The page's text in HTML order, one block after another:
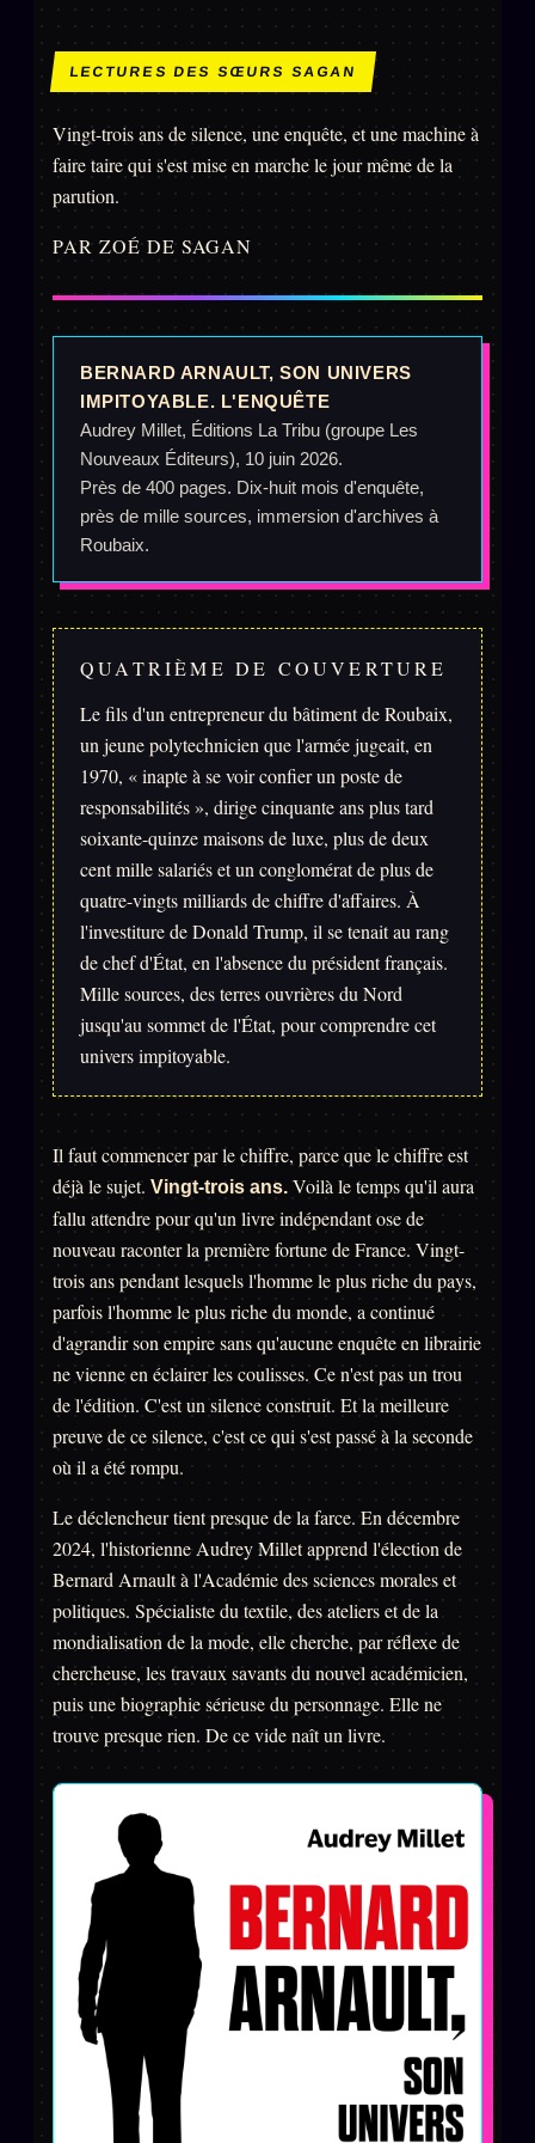
Oracle Carte du Jour
Audit Social
SUSPECTE 2022
Compte Suspendu
Les Limites2025
Le procès Brigitte Macron
Catalogue
ZS Bundle
Références
SOCIÉTÉ DES AMIS LOI 1901
L'Association
S'abonner GRATUIT
Cercle Privé
Mécène
Témoignages
Lectures des sœurs
Bienvenue nouveau membre
Manifeste pricing
Z/S SYSTEMS LINEAGE 10 ANS
z/S SYSTEMS 2026
BRAINS MODELS
GENERIC ARCHITECTS2018
Archives SMK26 TRANSM.
SMK Manifeste
Gossip Manifeste
Gossip Pacte
Infofiction
ÉDITORIAL ÉQUIPE + AUTEURS
À propos
Équipe
Auteurs
Personas
Who is who
Qui baise qui
Signatures
Charte éditoriale
Studios
LECTURES DES SŒURS SAGAN
Vingt-trois ans de silence, une enquête, et une machine à
faire taire qui s'est mise en marche le jour même de la
parution.
PAR ZOÉ DE SAGAN
BERNARD ARNAULT, SON UNIVERS
IMPITOYABLE. L'ENQUÊTE
Audrey Millet, Éditions La Tribu (groupe Les
Nouveaux Éditeurs), 10 juin 2026.
Près de 400 pages. Dix-huit mois d'enquête,
près de mille sources, immersion d'archives à
Roubaix.
QUATRIÈME DE COUVERTURE
Le fils d'un entrepreneur du bâtiment de Roubaix,
un jeune polytechnicien que l'armée jugeait, en
1970, « inapte à se voir confier un poste de
responsabilités », dirige cinquante ans plus tard
soixante-quinze maisons de luxe, plus de deux
cent mille salariés et un conglomérat de plus de
quatre-vingts milliards de chiffre d'affaires. À
l'investiture de Donald Trump, il se tenait au rang
de chef d'État, en l'absence du président français.
Mille sources, des terres ouvrières du Nord
jusqu'au sommet de l'État, pour comprendre cet
univers impitoyable.
Il faut commencer par le chiffre, parce que le chiffre est
déjà le sujet. Vingt-trois ans. Voilà le temps qu'il aura
fallu attendre pour qu'un livre indépendant ose de
nouveau raconter la première fortune de France. Vingt-
trois ans pendant lesquels l'homme le plus riche du pays,
parfois l'homme le plus riche du monde, a continué
d'agrandir son empire sans qu'aucune enquête en librairie
ne vienne en éclairer les coulisses. Ce n'est pas un trou
de l'édition. C'est un silence construit. Et la meilleure
preuve de ce silence, c'est ce qui s'est passé à la seconde
où il a été rompu.
Le déclencheur tient presque de la farce. En décembre
2024, l'historienne Audrey Millet apprend l'élection de
Bernard Arnault à l'Académie des sciences morales et
politiques. Spécialiste du textile, des ateliers et de la
mondialisation de la mode, elle cherche, par réflexe de
chercheuse, les travaux savants du nouvel académicien,
puis une biographie sérieuse du personnage. Elle ne
trouve presque rien. De ce vide naît un livre.